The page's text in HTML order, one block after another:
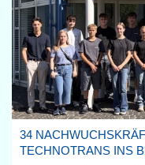
34
TECHNOTRANS INS